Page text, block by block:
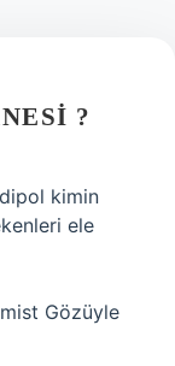
?
kimin
ele
Gözüyle